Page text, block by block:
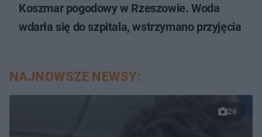
Koszmar pogodowy w Rzeszowie. Woda
wdarła się do szpitala, wstrzymano przyjęcia
NAJNOWSZE NEWSY:
26